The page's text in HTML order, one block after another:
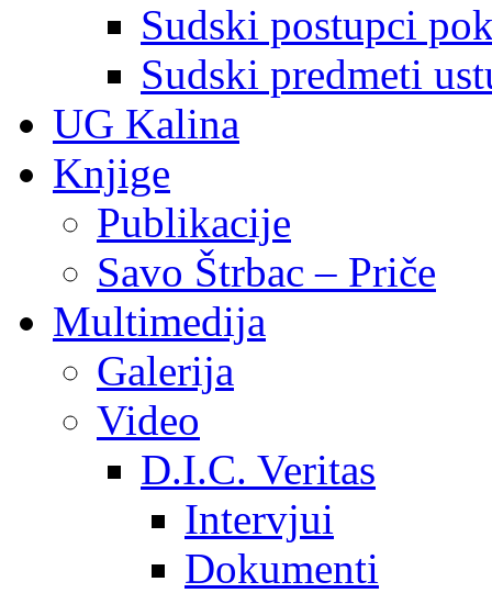
Sudski postupci
Sudski predmeti
UG Kalina
Knjige
Publikacije
Savo Štrbac – Priče
Multimedija
Galerija
Video
D.I.C. Veritas
Intervjui
Dokumenti